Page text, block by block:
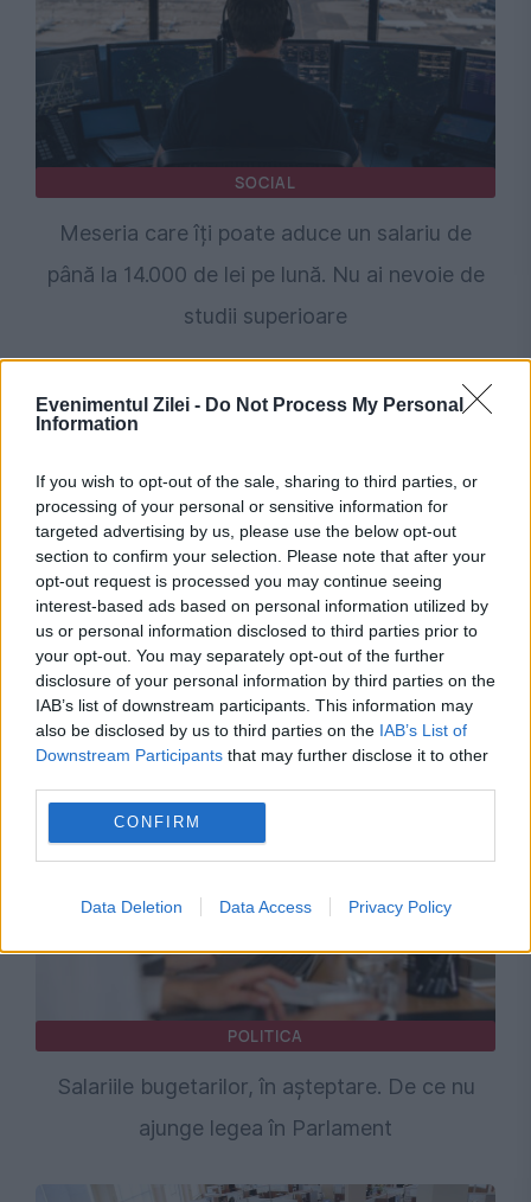
Evenimentul Zilei - Do Not Process My Personal
Information
If you wish to opt-out of the sale, sharing to third parties, or
processing of your personal or sensitive information for
targeted advertising by us, please use the below opt-out
section to confirm your selection. Please note that after your
opt-out request is processed you may continue seeing
interest-based ads based on personal information utilized by
us or personal information disclosed to third parties prior to
your opt-out. You may separately opt-out of the further
disclosure of your personal information by third parties on the
IAB’s list of downstream participants. This information may
also be disclosed by us to third parties on the IAB’s List of
Downstream Participants that may further disclose it to other
CONFIRM
Data Deletion Data Access Privacy Policy
SOCIAL
Meseria care îți poate aduce un salariu de
până la 14.000 de lei pe lună. Nu ai nevoie de
studii superioare
INTERNATIONAL
Mihai Fifor pune România față în față cu noua
realitate geopolitică: Bucureștiul a luat o
pauză de la a conta
POLITICA
Salariile bugetarilor, în așteptare. De ce nu
ajunge legea în Parlament